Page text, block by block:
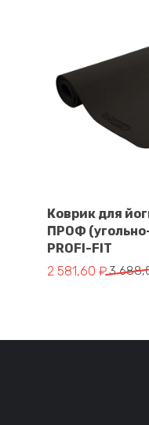
В
Коврик для
ПРОФ
PROFI-FIT
3
Первоначальная
2 581,60 ₽
Текущая цена: 2